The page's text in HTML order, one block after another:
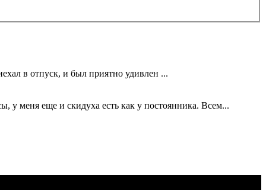
в отпуск, и был приятно удивлен ...
меня еще и скидуха есть как у постоянника. Всем...